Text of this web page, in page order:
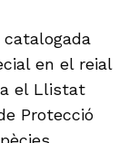
en el reial
el Llistat
Protecció